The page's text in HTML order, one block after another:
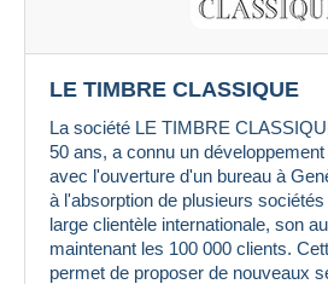
LE TIMBRE CLASSIQUE
La société LE TIMBRE
50 ans, a connu un
avec l'ouverture d'un bureau à
à l'absorption de plusieurs
large clientèle internationale, son
maintenant les 100 000 clients.
permet de proposer de nouveaux